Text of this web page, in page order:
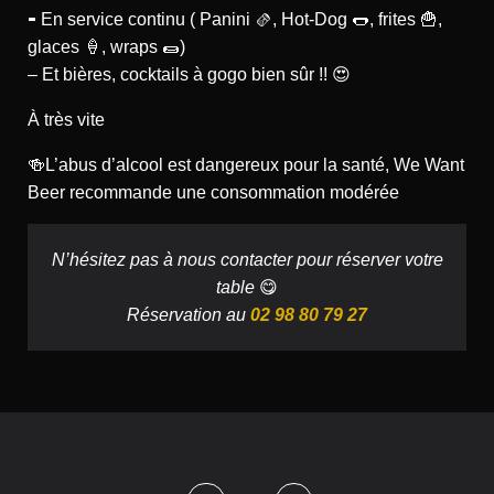
⁃ En service continu ( Panini 🫔, Hot-Dog 🌭, frites 🍟,
glaces 🍦, wraps 🌯)
– Et bières, cocktails à gogo bien sûr !! 😍
À très vite
🍻L’abus d’alcool est dangereux pour la santé, We Want
Beer recommande une consommation modérée
N’hésitez pas à nous contacter pour réserver votre
table 😋
Réservation au 02 98 80 79 27